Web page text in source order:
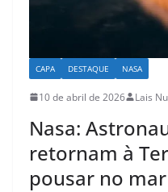
CAPA DESTAQUE NASA
10 de abril de 2026 Lais
Nasa:
retornam à
pousar no mar